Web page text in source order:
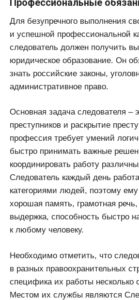
Профессиональные
Для безупречного выполнения
и успешной профессиональной
следователь должен получить
юридическое образование. Он
знать российские законы,
административное право.
Основная задача следователя –
преступников и раскрытие
профессия требует умений
быстро принимать важные
координировать работу
Следователь каждый день
категориями людей, поэтому
хорошая память, грамотная
выдержка, способность быстро
к любому человеку.
Необходимо отметить, что
в разных правоохранительных
специфика их работы несколько
Местом их службы являются